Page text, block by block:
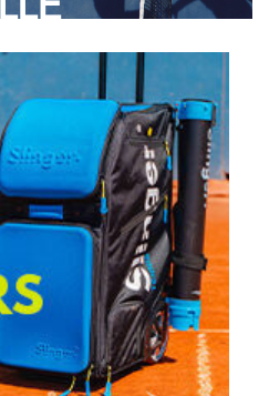
v.l.n.r. Adrian Blechschmidt, Paul
Siegert
LK-Meisterschaften für Spielerinnen
14 bis 25 ausgetragen.Im
besetzt war, gewann
Rot-Weiß). Luka Kovanovic (SV
6:3 durch und sicherte sich
Patrick-Sergiu Dragomir (TC
Kuno Karius (Erfurter TC Rot-
des Athletik Wettbewerbs am
1912)Das 66. offene TTV-
2026 auf der Tennisanlage des